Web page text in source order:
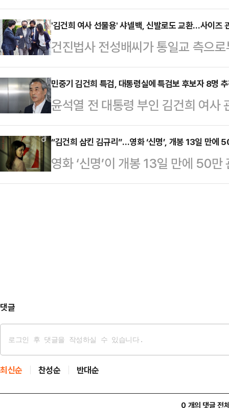
은 김 여사가 지병으로 입원한 것에
"특검보 임명이 되면 (조사 방향을)
검은 지난 15일 특별검사보 후보자
보는 …
'김건희 여사 선물용' 샤넬백, 신발로도 교환…사이즈
건진법사 전성배씨가 통일교 측으
가방 2개가 가방 3개와 신발 1개로
즈가 김건희 여사 치수와 비슷할 경
조계에 따르면 서울남부지방검찰
사)는 최근 전씨를 소환조사하는 과
하며 교환 경위를 집중 캐물은 것으
전 세계본부장에게 받은 샤넬 가방
에게 전달하고 다…
민중기 김건희 특검, 대통령실에 특검보 후보자 8명
윤석열 전 대통령 부인 김건희 여사
특별검사보 후보자 8명을 이재명
법조계에 따르면 민 특검은 "전날
추천했다"고 이날 공지했다.검사장
독에 따라 사건 관련 수사 및 공소
“김건희 삼킨 김규리”…영화 ‘신명’, 개봉 13일 만에
영화 ‘신명’이 개봉 13일 만에 50
제작소는 14일 “스크린 수와 상영
댓글
최신순 찬성순 반대순
0 개의 댓글 전